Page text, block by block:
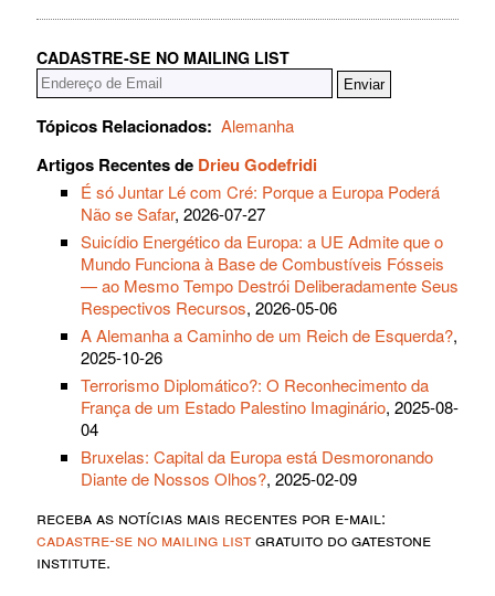
CADASTRE-SE NO MAILING LIST
Tópicos Relacionados: Alemanha
Artigos Recentes de Drieu Godefridi
É só Juntar Lé com Cré: Porque a Europa Poderá
Não se Safar, 2026-07-27
Suicídio Energético da Europa: a UE Admite que o
Mundo Funciona à Base de Combustíveis Fósseis
— ao Mesmo Tempo Destrói Deliberadamente Seus
Respectivos Recursos, 2026-05-06
A Alemanha a Caminho de um Reich de Esquerda?,
2025-10-26
Terrorismo Diplomático?: O Reconhecimento da
França de um Estado Palestino Imaginário, 2025-08-
04
Bruxelas: Capital da Europa está Desmoronando
Diante de Nossos Olhos?, 2025-02-09
receba as notícias mais recentes por e-mail:
cadastre-se no mailing listgratuito do gatestone
institute.